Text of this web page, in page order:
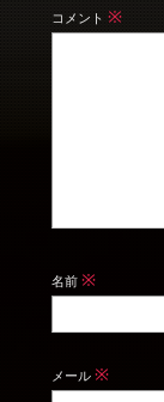
コメント ※
名前 ※
メール ※